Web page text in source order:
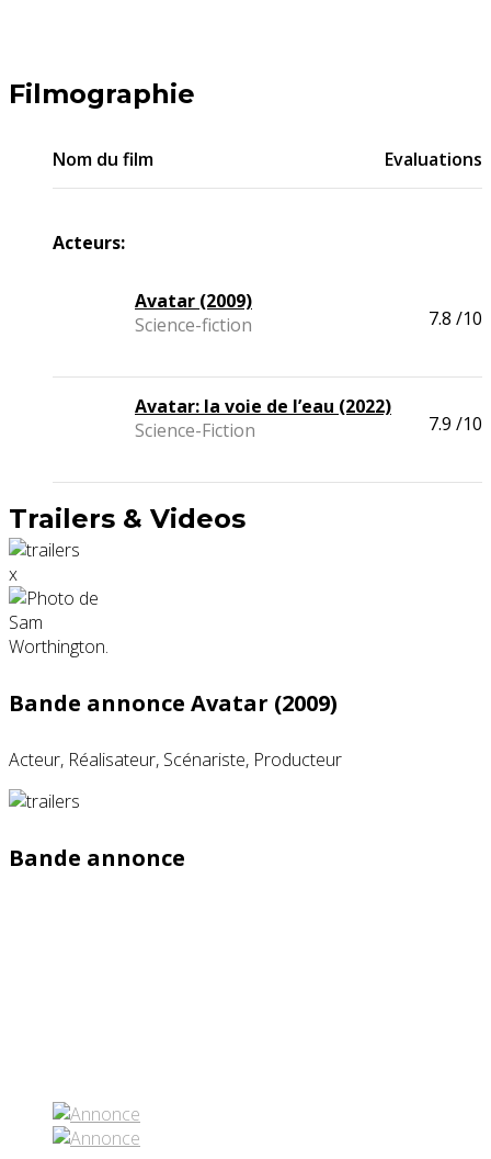
Filmographie
Nom du film Evaluations
Acteurs:
Avatar (2009)
Science-fiction
7.8 /10
Avatar: la voie de l’eau (2022)
Science-Fiction
7.9 /10
Trailers & Videos
x
Bande annonce Avatar (2009)
Acteur, Réalisateur, Scénariste, Producteur
Bande annonce